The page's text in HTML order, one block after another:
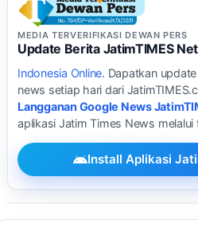
MEDIA TERVERIFIKASI DEWAN PERS
Update Berita JatimTIMES
Indonesia Online. Dapatkan
news setiap hari dari
Langganan Google News
aplikasi Jatim Times News
Install Aplikasi